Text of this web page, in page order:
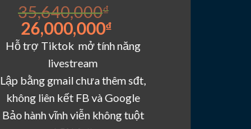
35,640,000₫
Giá
gốc
35,640,000₫.
26,000,000₫Giá
hiện
là:
26,000,000₫.
Hỗ trợ Tiktok mở tính năng
livestream
Lập bằng gmail chưa thêm sđt,
không liên kết FB và Google
Bảo hành vĩnh viễn không tuột